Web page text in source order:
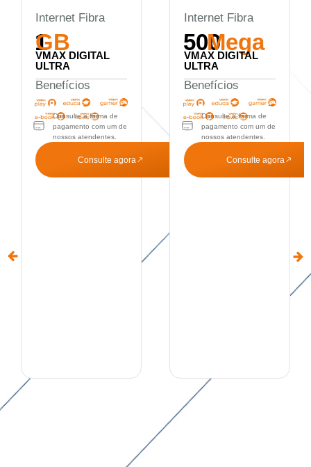
Internet Fibra
1
GB
VMAX DIGITAL
ULTRA
Benefícios
Consulte a forma de
pagamento com um de
nossos atendentes.
Consulte agora
Internet Fibra
500Mega
VMAX DIGITAL
ULTRA
Benefícios
Consulte a forma de
pagamento com um de
nossos atendentes.
Consulte agora